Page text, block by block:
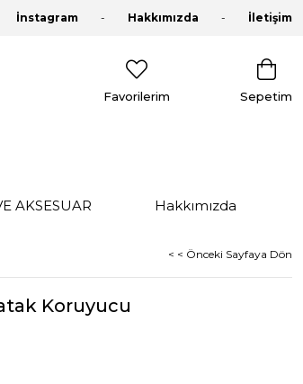
İnstagram Hakkımızda İletişim
Sepetim
Favorilerim
AKSESUAR Hakkımızda
< < Önceki Sayfaya Dön
Koruyucu